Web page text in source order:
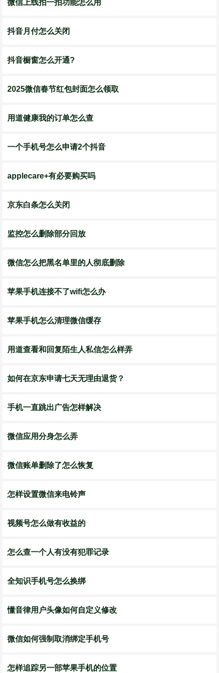
微信上线拍一拍功能怎么用
抖音月付怎么关闭
抖音橱窗怎么开通?
2025微信春节红包封面怎么领取
用道健康我的订单怎么查
一个手机号怎么申请2个抖音
applecare+有必要购买吗
京东白条怎么关闭
监控怎么删除部分回放
微信怎么把黑名单里的人彻底删除
苹果手机连接不了wifi怎么办
苹果手机怎么清理微信缓存
用道查看和回复陌生人私信怎么样弄
如何在京东申请七天无理由退货？
手机一直跳出广告怎样解决
微信应用分身怎么弄
微信账单删除了怎么恢复
怎样设置微信来电铃声
视频号怎么做有收益的
怎么查一个人有没有犯罪记录
全知识手机号怎么换绑
懂音律用户头像如何自定义修改
微信如何强制取消绑定手机号
怎样追踪另一部苹果手机的位置